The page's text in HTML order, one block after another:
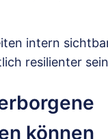
intern
resilienter
können